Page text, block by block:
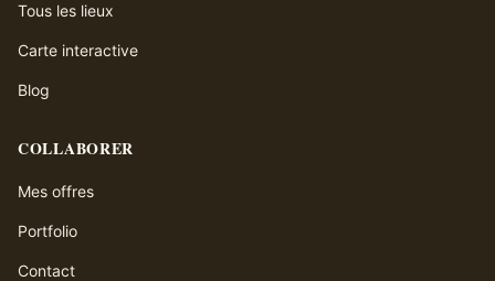
Tous les lieux
Carte interactive
Blog
COLLABORER
Mes offres
Portfolio
Contact